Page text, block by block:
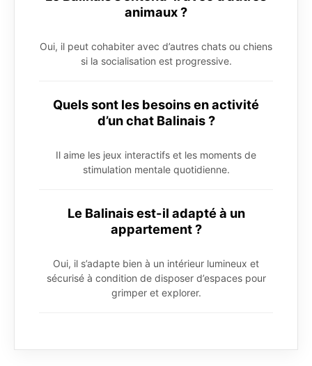
animaux ?
Oui, il peut cohabiter avec d’autres chats ou chiens
si la socialisation est progressive.
Quels sont les besoins en activité
d’un chat Balinais ?
Il aime les jeux interactifs et les moments de
stimulation mentale quotidienne.
Le Balinais est-il adapté à un
appartement ?
Oui, il s’adapte bien à un intérieur lumineux et
sécurisé à condition de disposer d’espaces pour
grimper et explorer.